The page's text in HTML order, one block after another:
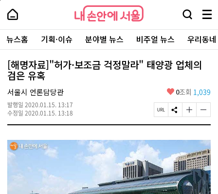
본
로
가
내
손
안
에
서
울
-
서
울
시
대
표
소
통
포
내
손
에
울
검
창
열
기
메
뉴
전
체
보
주
요
서
뉴스홈 기획·이슈 분야별 뉴스 비주얼 뉴스 우리동
[해명자료]"허가·보조금 걱정말라" 태양광 업체의
검은 유혹
서울시 언론담당관
발행일 2020.01.15. 13:17
수정일 2020.01.15. 13:18
좋
요
0조회 1,039
페
이
U
복
사
S
N
공
하
기
글
자
기
게
변
경
하
기
글
자
기
작
게
변
경
하
기
페
상
단
로